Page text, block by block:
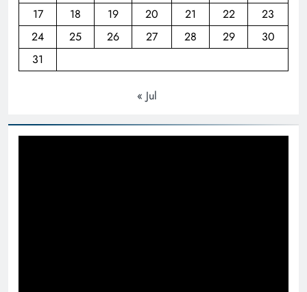
17
18 19 20 21 22
23
24
25 26 27 28 29
30
31
« Jul